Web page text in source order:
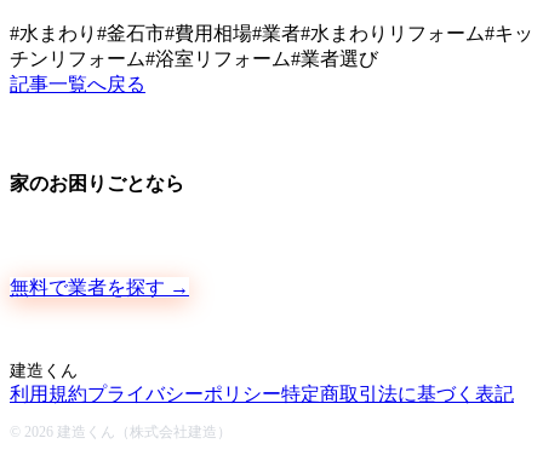
#水まわり #釜石市#費用相場#業者#水まわりリフォーム#キッ
チンリフォーム#浴室リフォーム#業者選び
記事一覧へ戻る
家のお困りごとなら
無料で業者を探す →
建造くん
利用規約プライバシーポリシー特定商取引法に基づく表記
© 2026 建造くん（株式会社建造）